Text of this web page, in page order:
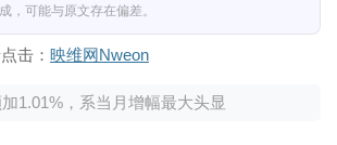
，可能与原文存在偏差。
击： 映维网Nweon
1.01%，系当月增幅最大头显